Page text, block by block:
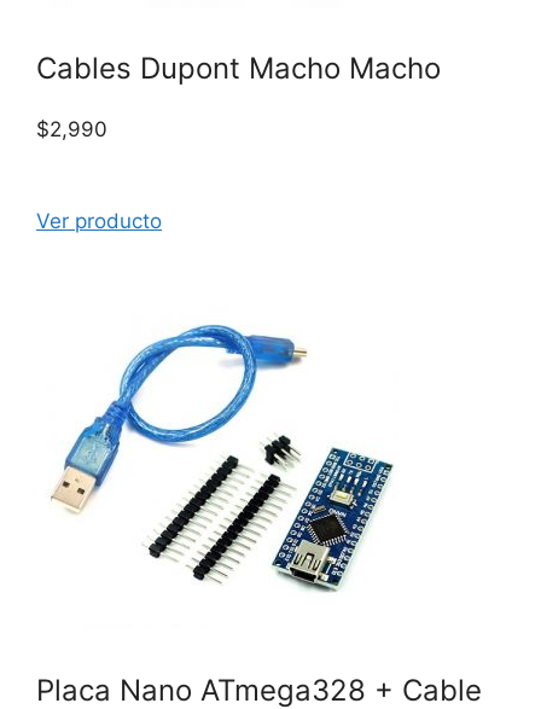
Cables Dupont Macho Macho
$2,990
Ver producto
Placa Nano ATmega328 + Cable